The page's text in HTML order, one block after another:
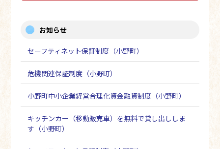
お知らせ
セーフティネット保証制度（小野町）
危機関連保証制度（小野町）
小野町中小企業経営合理化資金融資制度（小野町）
キッチンカー（移動販売車）を無料で貸し出ししま
す（小野町）